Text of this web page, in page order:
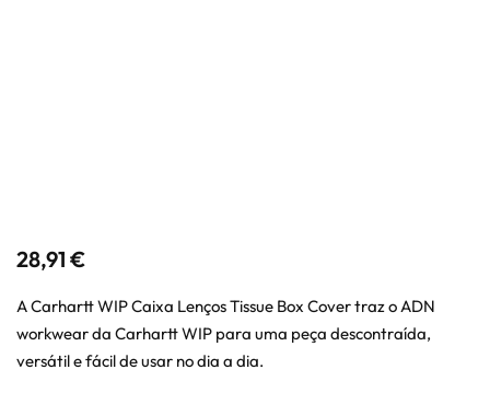
28,91 €
A Carhartt WIP Caixa Lenços Tissue Box Cover traz o ADN
workwear da Carhartt WIP para uma peça descontraída,
versátil e fácil de usar no dia a dia.